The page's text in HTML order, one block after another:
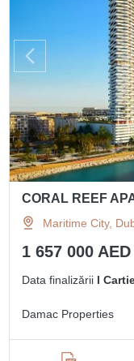
CORAL REEF
Maritime City,
1 657 000
Data finalizării I
Damac Properties